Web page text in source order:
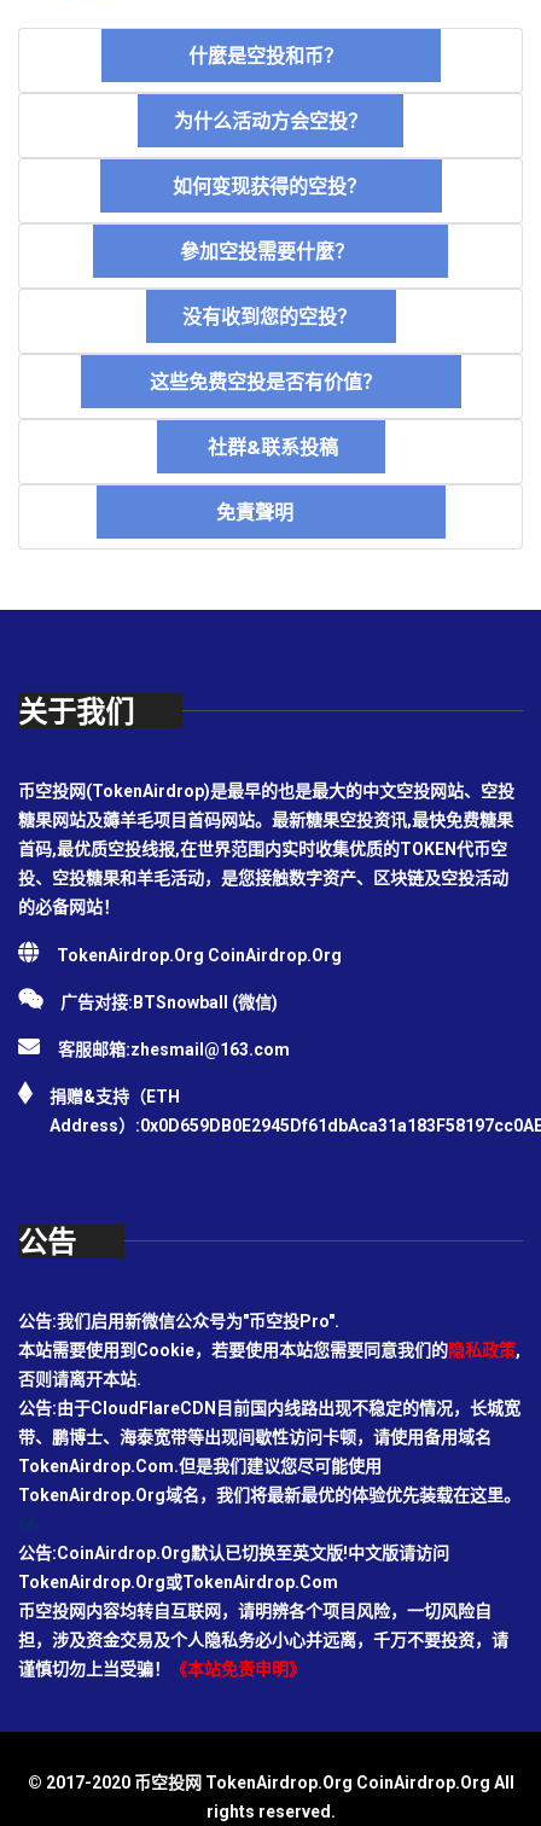
什麼是空投和币？
为什么活动方会空投？
如何变现获得的空投？
參加空投需要什麼？
没有收到您的空投？
这些免费空投是否有价值？
社群&联系投稿
免責聲明
关于我们
币空投网(TokenAirdrop)是最早的也是最大的中文空投网站、空投
糖果网站及薅羊毛项目首码网站。最新糖果空投资讯,最快免费糖果
首码,最优质空投线报,在世界范围内实时收集优质的TOKEN代币空
投、空投糖果和羊毛活动，是您接触数字资产、区块链及空投活动
的必备网站！
TokenAirdrop.Org CoinAirdrop.Org
广告对接:BTSnowball (微信)
客服邮箱:zhesmail@163.com
捐赠&支持（ETH
Address）
公告
公告:我们启用新微信公众号为"币空投Pro".
本站需要使用到Cookie，若要使用本站您需要同意我们的隐私政策,
否则请离开本站.
公告:由于CloudFlareCDN目前国内线路出现不稳定的情况，长城宽
带、鹏博士、海泰宽带等出现间歇性访问卡顿，请使用备用域名
TokenAirdrop.Com.但是我们建议您尽可能使用
TokenAirdrop.Org域名，我们将最新最优的体验优先装载在这里。
公告:CoinAirdrop.Org默认已切换至英文版!中文版请访问
TokenAirdrop.Org或TokenAirdrop.Com
币空投网内容均转自互联网，请明辨各个项目风险，一切风险自
担，涉及资金交易及个人隐私务必小心并远离，千万不要投资，请
谨慎切勿上当受骗！
《本站免责申明》
© 2017-2020 币空投网 TokenAirdrop.Org CoinAirdrop.Org All
rights reserved.